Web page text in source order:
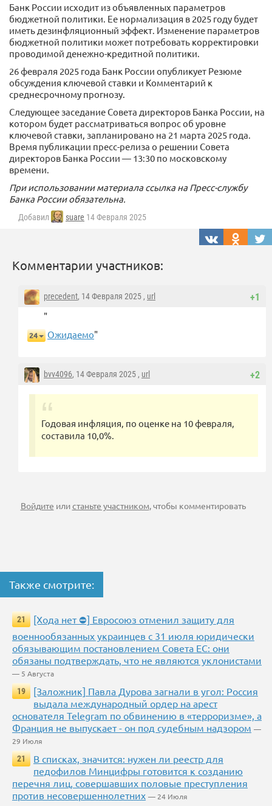
Банк России исходит из объявленных параметров
бюджетной политики. Ее нормализация в 2025 году будет
иметь дезинфляционный эффект. Изменение параметров
бюджетной политики может потребовать корректировки
проводимой денежно-кредитной политики.
26 февраля 2025 года Банк России опубликует Резюме
обсуждения ключевой ставки и Комментарий к
среднесрочному прогнозу.
Следующее заседание Совета директоров Банка России, на
котором будет рассматриваться вопрос об уровне
ключевой ставки, запланировано на 21 марта 2025 года.
Время публикации пресс-релиза о решении Совета
директоров Банка России — 13:30 по московскому
времени.
При использовании материала ссылка на Пресс-службу
Банка России обязательна.
Добавил suare 14 Февраля 2025
Комментарии участников:
+1
precedent, 14 Февраля 2025 , url
"
24 Ожидаемо"
+2
bvv4096, 14 Февраля 2025 , url
Годовая инфляция, по оценке на 10 февраля,
составила 10,0%.
Войдите илистаньте участником, чтобы комментировать
Также смотрите:
21
[Хода нет ⛔] Евросоюз отменил защиту для
военнообязанных украинцев с 31 июля юридически
обязывающим постановлением Совета ЕС: они
обязаны подтверждать, что не являются уклонистами
— 5 Августа
19
[Заложник] Павла Дурова загнали в угол: Россия
выдала международный ордер на арест
основателя Telegram по обвинению в «терроризме», а
Франция не выпускает - он под судебным надзором —
29 Июля
21
В списках, значится: нужен ли реестр для
педофилов Минцифры готовится к созданию
перечня лиц, совершавших половые преступления
против несовершеннолетних — 24 Июля